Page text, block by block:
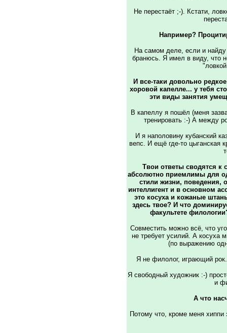
Не перестаёт ;-). Кстати,
Например?
На самом деле, если и
бранюсь. Я имел в виду, что
И все-таки довольно
хоровой капелле... у тебя
эти виды занятия
В капеллу я пошёл (меня
тренировать :-) А между
И я наполовину кубанский
вепс. И ещё где-то цыганская
Твои ответы сводятся к
абсолютно приемлимы для
стили жизни, поведения,
интеллигент и в основном
это косуха и кожаные
здесь твое? И что
факультете
Совместить можно всё, что
не требует усилий. А косуха
(по выражению
Я не филолог, играющий
Я свободный художник :-)
и
А что
Потому что, кроме меня